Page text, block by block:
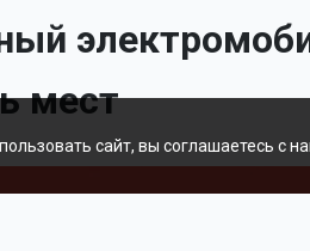
мест
сайт, вы соглашаетесь с